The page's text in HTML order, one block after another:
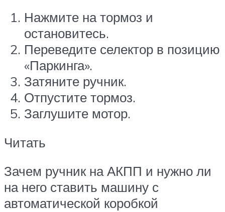
Нажмите на тормоз и
остановитесь.
Переведите селектор в позицию
«Паркинга».
Затяните ручник.
Отпустите тормоз.
Заглушите мотор.
Читать
Зачем ручник на АКПП и нужно ли
на него ставить машину с
автоматической коробкой